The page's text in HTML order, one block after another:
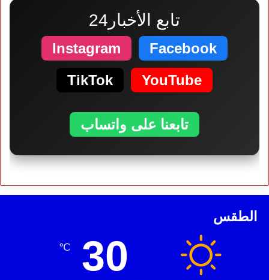
تابع الأخبار24
Facebook
Instagram
YouTube
TikTok
تابعنا على واتساب
الطقس
30
℃